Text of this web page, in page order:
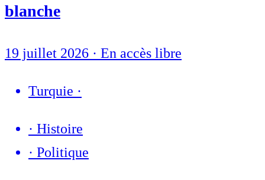
blanche
19 juillet 2026 · En accès libre
Turquie ·
· Histoire
· Politique